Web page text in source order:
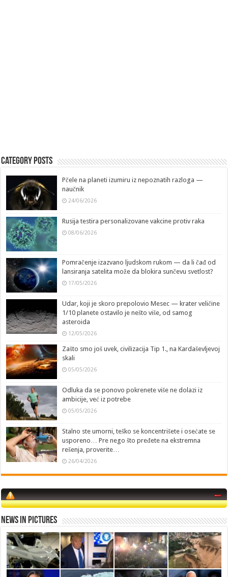
Category Posts
Pčele na planeti izumiru iz nepoznatih razloga —
naučnik
24/06/2026
Rusija testira personalizovane vakcine protiv raka
08/06/2026
Pomračenje izazvano ljudskom rukom — da li čađ od
lansiranja satelita može da blokira sunčevu svetlost?
17/05/2026
Udar, koji je skoro prepolovio Mesec — krater veličine
1/10 planete ostavilo je nešto više, od samog
asteroida
12/05/2026
Zašto smo još uvek, civilizacija Tip 1., na Kardaševljevoj
skali
05/05/2026
Odluka da se ponovo pokrenete više ne dolazi iz
ambicije, već iz potrebe
05/05/2026
Stalno ste umorni, teško se koncentrišete i osećate se
usporeno… Pre nego što pređete na ekstremna
rešenja, proverite…
26/04/2026
News in Pictures